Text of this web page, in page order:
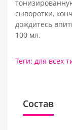
сыворотки,
дождитесь
100 мл.
Теги: для всех
Состав